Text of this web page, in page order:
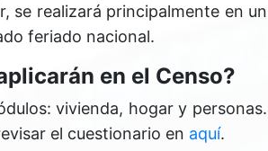
se realizará principalmente en un
feriado nacional.
en el Censo?
vivienda, hogar y personas.
el cuestionario en aquí.